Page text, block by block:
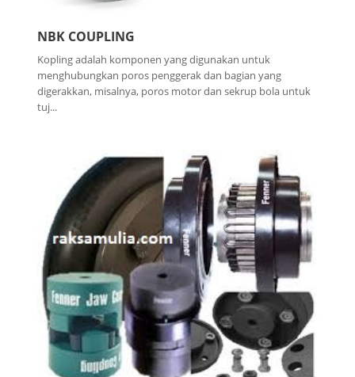
NBK COUPLING
Kopling adalah komponen yang digunakan untuk
menghubungkan poros penggerak dan bagian yang
digerakkan, misalnya, poros motor dan sekrup bola untuk
tuj...